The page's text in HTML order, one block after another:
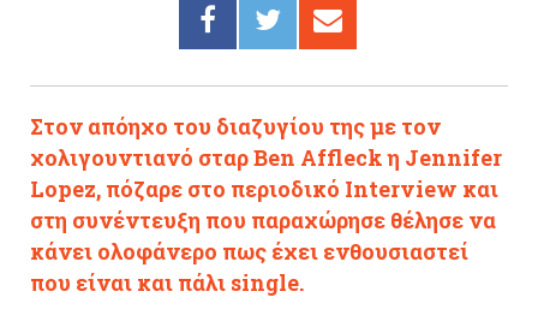
Στον απόηχο του διαζυγίου της με τον
χολιγουντιανό σταρ Ben Affleck η Jennifer
Lopez, πόζαρε στο περιοδικό Interview και
στη συνέντευξη που παραχώρησε θέλησε να
κάνει ολοφάνερο πως έχει ενθουσιαστεί
που είναι και πάλι single.